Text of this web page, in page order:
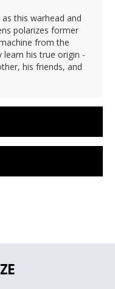
this warhead and
polarizes former
from the
his true origin -
his friends, and